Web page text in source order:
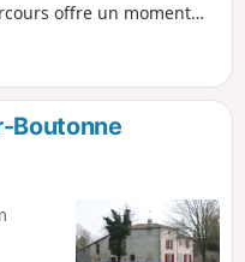
offre un moment
Boutonne